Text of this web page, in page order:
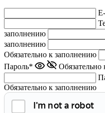
заполнению
заполнению
Обязательно к заполнению
Пароль*
Обязательно к заполнению